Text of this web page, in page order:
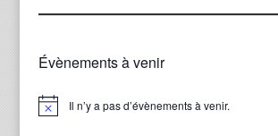
Évènements à venir
Notice Il n’y a pas d’évènements à venir.